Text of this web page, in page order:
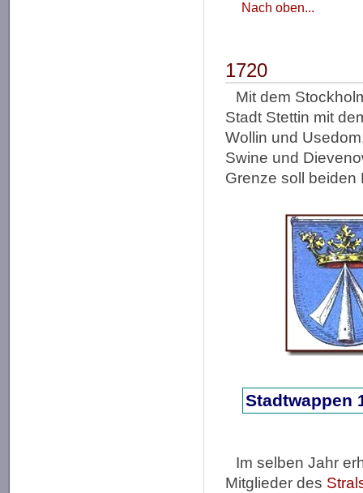
Nach oben...
1720
Mit dem
Stadt Stettin mit
Wollin und
Swine und
Grenze soll beiden
Stadtwappen
Im selben Jahr
Mitglieder des